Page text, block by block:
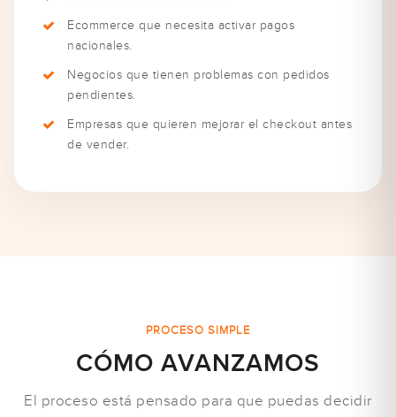
Ecommerce que necesita activar pagos
nacionales.
Negocios que tienen problemas con pedidos
pendientes.
Empresas que quieren mejorar el checkout antes
de vender.
PROCESO SIMPLE
CÓMO AVANZAMOS
El proceso está pensado para que puedas decidir